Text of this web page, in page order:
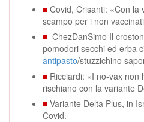
■ Covid, Crisanti: «Con la
scampo per i non
■ ChezDanSimo Il
pomodori secchi ed erba
antipasto/stuzzichino
■ Ricciardi: «I no-vax non
rischiano con la variante
■ Variante Delta Plus, in
Covid.